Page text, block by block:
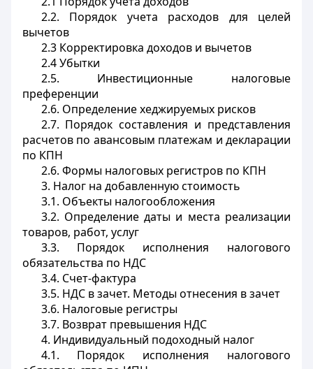
2.2. Порядок учета расходов для целей
вычетов
2.3 Корректировка доходов и вычетов
2.4 Убытки
2.5. Инвестиционные налоговые
преференции
2.6. Определение хеджируемых рисков
2.7. Порядок составления и представления
расчетов по авансовым платежам и декларации
по КПН
2.6. Формы налоговых регистров по КПН
3. Налог на добавленную стоимость
3.1. Объекты налогообложения
3.2. Определение даты и места реализации
товаров, работ, услуг
3.3. Порядок исполнения налогового
обязательства по НДС
3.4. Счет-фактура
3.5. НДС в зачет. Методы отнесения в зачет
3.6. Налоговые регистры
3.7. Возврат превышения НДС
4. Индивидуальный подоходный налог
4.1. Порядок исполнения налогового